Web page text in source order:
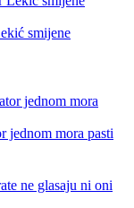
smijene
jednom mora pasti